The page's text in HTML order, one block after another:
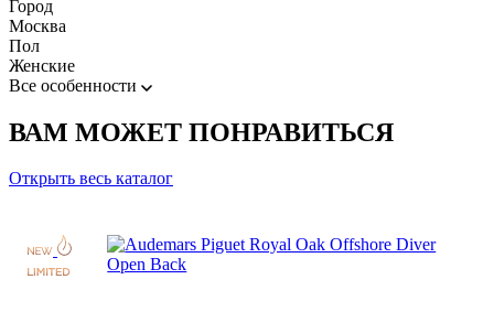
Город
Москва
Пол
Женские
Все особенности
ВАМ МОЖЕТ ПОНРАВИТЬСЯ
Открыть весь каталог